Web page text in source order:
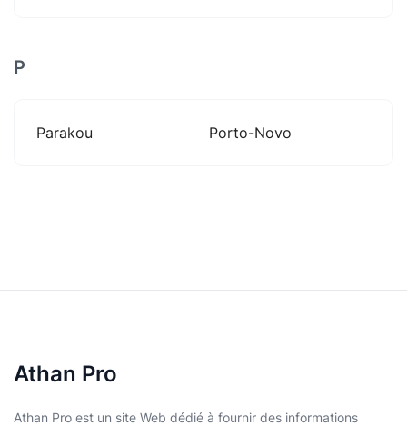
P
Parakou Porto-Novo
Athan Pro
Athan Pro est un site Web dédié à fournir des informations